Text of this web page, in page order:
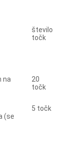
število
točk
na
20
točk
(se
5 točk